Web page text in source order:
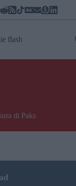
flash
di Paks